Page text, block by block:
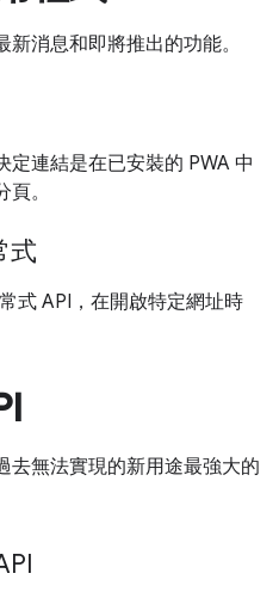
消息和即將推出的功能。
連結是在已安裝的 PWA 中
。
式
式 API，在開啟特定網址時
去無法實現的新用途最強大的